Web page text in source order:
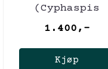
(Cyphaspis
kippingi),
2016!
1.400,-
Kjøp